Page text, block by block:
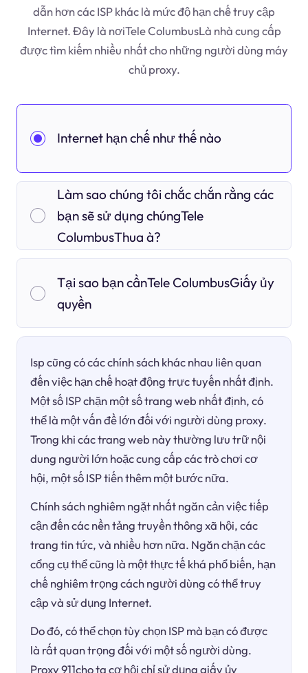
dẫn hơn các ISP khác là mức độ hạn chế truy cập
Internet. Đây là nơiTele ColumbusLà nhà cung cấp
được tìm kiếm nhiều nhất cho những người dùng máy
chủ proxy.
Internet hạn chế như thế nào
Làm sao chúng tôi chắc chắn rằng các
bạn sẽ sử dụng chúngTele
ColumbusThua à?
Tại sao bạn cầnTele ColumbusGiấy ủy
quyền
Isp cũng có các chính sách khác nhau liên quan
đến việc hạn chế hoạt động trực tuyến nhất định.
Một số ISP chặn một số trang web nhất định, có
thể là một vấn đề lớn đối với người dùng proxy.
Trong khi các trang web này thường lưu trữ nội
dung người lớn hoặc cung cấp các trò chơi cơ
hội, một số ISP tiến thêm một bước nữa.
Chính sách nghiêm ngặt nhất ngăn cản việc tiếp
cận đến các nền tảng truyền thông xã hội, các
trang tin tức, và nhiều hơn nữa. Ngăn chặn các
cổng cụ thể cũng là một thực tế khá phổ biến, hạn
chế nghiêm trọng cách người dùng có thể truy
cập và sử dụng Internet.
Do đó, có thể chọn tùy chọn ISP mà bạn có được
là rất quan trọng đối với một số người dùng.
Proxy 911cho ta cơ hội chỉ sử dụng giấy ủy